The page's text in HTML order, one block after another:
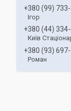
+380 (99)
Ігор
+380 (44)
Київ
+380 (93)
Роман